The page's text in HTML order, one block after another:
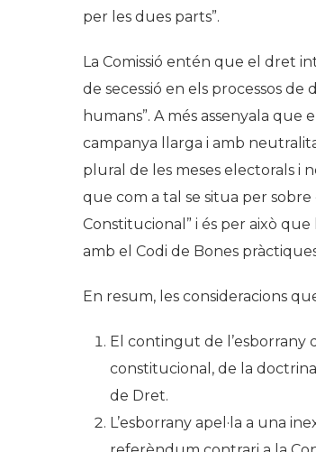
per les dues parts”.
La Comissió entén que el dret
de secessió en els processos
humans”. A més assenyala
campanya llarga i amb
plural de les meses electorals i
que com a tal se situa per
Constitucional” i és per això
amb el Codi de Bones
En resum, les consideracions
El contingut de l’esborrany
constitucional, de la
de Dret.
L’esborrany apel·la a una